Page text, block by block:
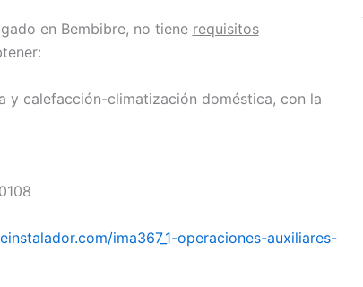
en Bembibre, no tiene requisitos
y calefacción-climatización doméstica, con la
ima367_1-operaciones-auxiliares-